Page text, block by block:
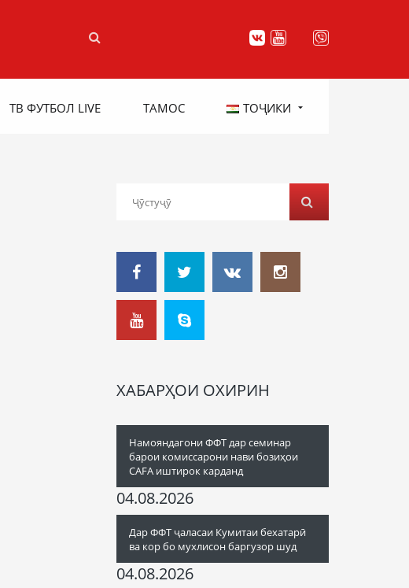
ТВ ФУТБОЛ LIVE ТАМОС ТОҶИКИ
ХАБАРҲОИ ОХИРИН
Намояндагони ФФТ дар семинар
барои комиссарони нави бозиҳои
CAFA иштирок карданд
04.08.2026
Дар ФФТ ҷаласаи Кумитаи бехатарӣ
ва кор бо мухлисон баргузор шуд
04.08.2026